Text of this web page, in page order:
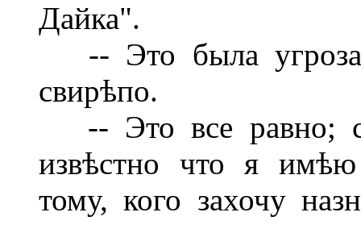
Дайка".
-- Это была угроза,
свирѣпо.
-- Это все равно;
извѣстно что я имѣю
тому, кого захочу